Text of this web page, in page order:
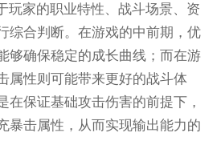
玩家的职业特性、战斗场景、资
综合判断。在游戏的中前期，优
够确保稳定的成长曲线；而在游
属性则可能带来更好的战斗体
在保证基础攻击伤害的前提下，
暴击属性，从而实现输出能力的